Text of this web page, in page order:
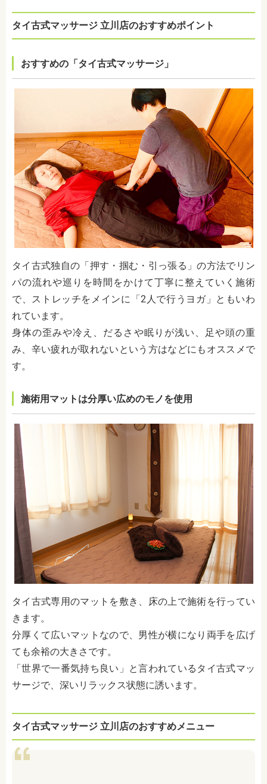
タイ古式マッサージ 立川店のおすすめポイント
おすすめの「タイ古式マッサージ」
タイ古式独自の「押す・掴む・引っ張る」の方法でリン
パの流れや巡りを時間をかけて丁寧に整えていく施術
で、ストレッチをメインに「2人で行うヨガ」ともいわ
れています。
身体の歪みや冷え、だるさや眠りが浅い、足や頭の重
み、辛い疲れが取れないという方はなどにもオススメで
す。
施術用マットは分厚い広めのモノを使用
タイ古式専用のマットを敷き、床の上で施術を行ってい
きます。
分厚くて広いマットなので、男性が横になり両手を広げ
ても余裕の大きさです。
「世界で一番気持ち良い」と言われているタイ古式マッ
サージで、深いリラックス状態に誘います。
タイ古式マッサージ 立川店のおすすめメニュー